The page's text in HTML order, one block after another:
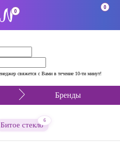
свяжется с Вами в течение 10-ти минут!
0
0
Бренды
Битое стекло
6